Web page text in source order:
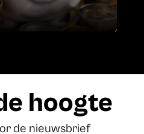
hoogte
de nieuwsbrief